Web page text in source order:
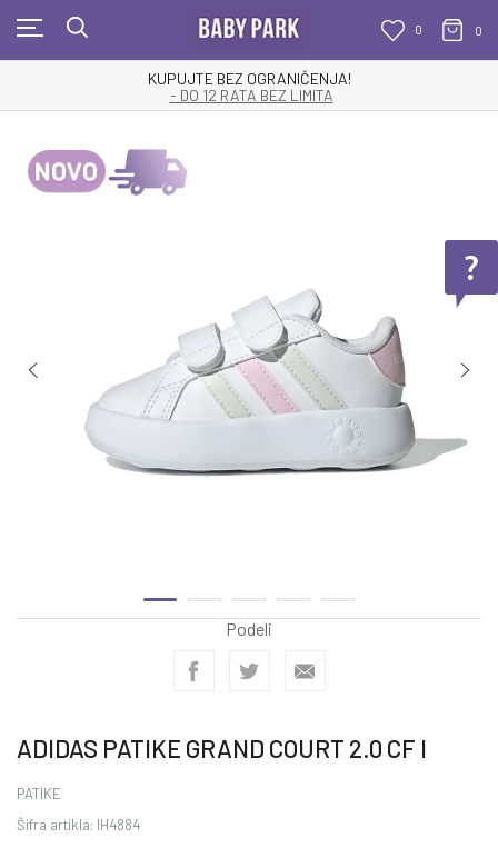
0 0
KUPUJTE BEZ OGRANIČENJA!
- DO 12 RATA BEZ LIMITA
Podeli
ADIDAS PATIKE GRAND COURT 2.0 CF I
PATIKE
Šifra artikla: IH4884